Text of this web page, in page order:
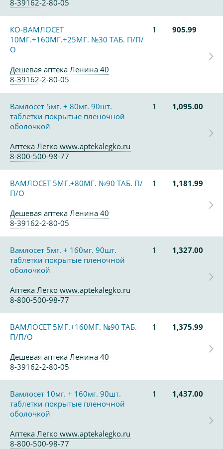
8-39162-2-80-05
КО-ВАМЛОСЕТ
10МГ.+160МГ.+25МГ. №30 ТАБ. П/П/
О
1 905.99
Дешевая аптека Ленина 40
8-39162-2-80-05
Вамлосет 5мг. + 80мг. 90шт.
таблетки покрытые пленочной
оболочкой
1 1,095.00
Аптека Легко www.aptekalegko.ru
8-800-500-98-77
ВАМЛОСЕТ 5МГ.+80МГ. №90 ТАБ. П/
П/О
1 1,181.99
Дешевая аптека Ленина 40
8-39162-2-80-05
Вамлосет 5мг. + 160мг. 90шт.
таблетки покрытые пленочной
оболочкой
1 1,327.00
Аптека Легко www.aptekalegko.ru
8-800-500-98-77
ВАМЛОСЕТ 5МГ.+160МГ. №90 ТАБ.
П/П/О
1 1,375.99
Дешевая аптека Ленина 40
8-39162-2-80-05
Вамлосет 10мг. + 160мг. 90шт.
таблетки покрытые пленочной
оболочкой
1 1,437.00
Аптека Легко www.aptekalegko.ru
8-800-500-98-77